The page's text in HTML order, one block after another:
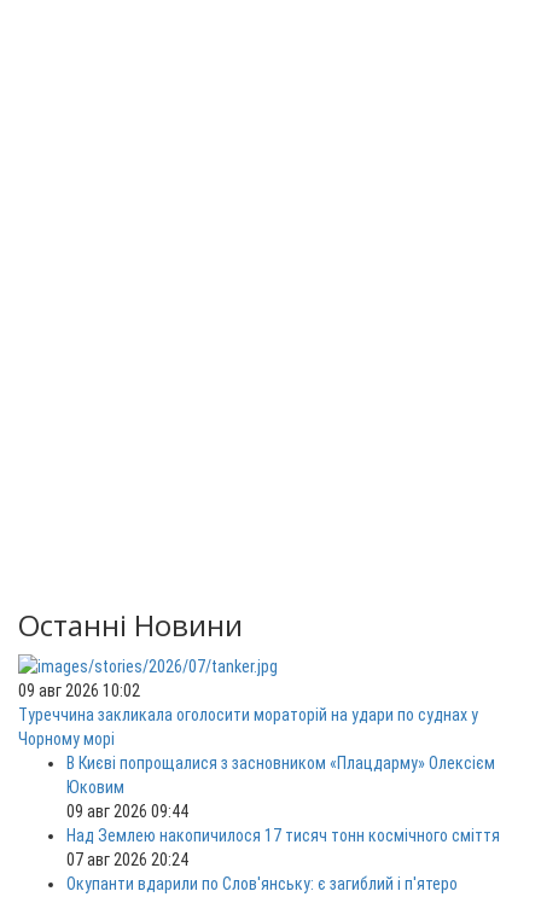
Останні Новини
09 авг 2026 10:02
Туреччина закликала оголосити мораторій на удари по суднах у
Чорному морі
В Києві попрощалися з засновником «Плацдарму» Олексієм
Юковим
09 авг 2026 09:44
Над Землею накопичилося 17 тисяч тонн космічного сміття
07 авг 2026 20:24
Окупанти вдарили по Слов'янську: є загиблий і п'ятеро